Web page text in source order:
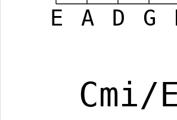
E A D G
Cmi/